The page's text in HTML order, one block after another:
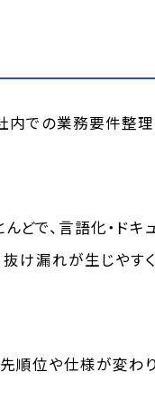
での業務要件整理
で、言語化・ドキ
け漏れが生じやすく
位や仕様が変わ